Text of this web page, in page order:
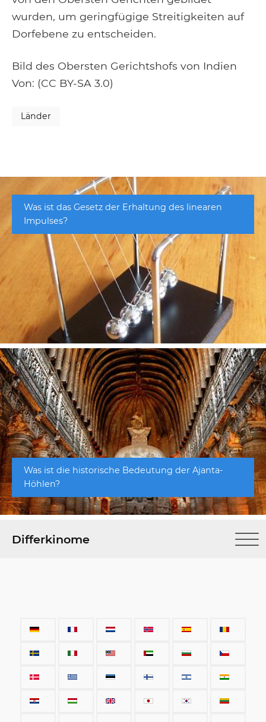
wurden, um geringfügige Streitigkeiten auf
Dorfebene zu entscheiden.
Bild des Obersten Gerichtshofs von Indien
Von: (CC BY-SA 3.0)
Länder
Was ist das Gesetz der Erhaltung des linearen
Impulses?
Was ist die historische Bedeutung der Ajanta-
Höhlen?
Differkinome